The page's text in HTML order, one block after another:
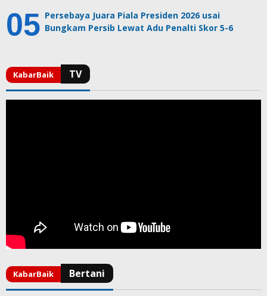
Persebaya Juara Piala Presiden 2026 usai
Bungkam Persib Lewat Adu Penalti Skor 5-6